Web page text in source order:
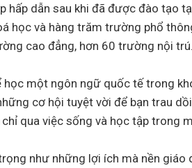
dẫn sau khi đã được đào tạo
học và hàng trăm trường phổ
cao đẳng, hơn 60 trường nội
học một ngôn ngữ quốc tế trong
cơ hội tuyệt vời để bạn trau
qua việc sống và học tập trong
như những lợi ích mà nền giáo